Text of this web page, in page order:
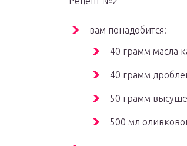
вам понадобится:
40 грамм масла
40 грамм
50 грамм
500 мл